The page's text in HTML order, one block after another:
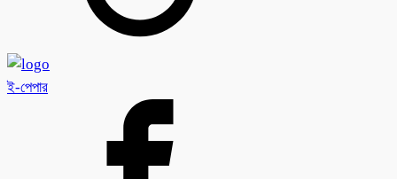
ই-পেপার